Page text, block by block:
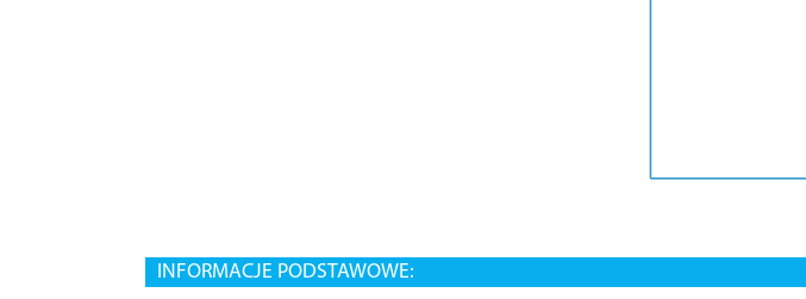
INFORMACJE PODSTAWOWE: